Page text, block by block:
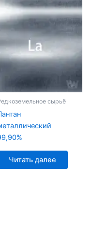
сырьё
Читать далее